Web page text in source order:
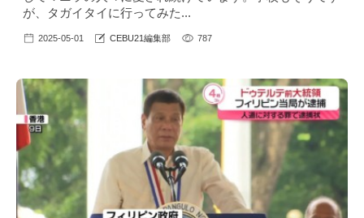
が、タガイタイに行ってみた...
2025-05-01 CEBU21編集部 787